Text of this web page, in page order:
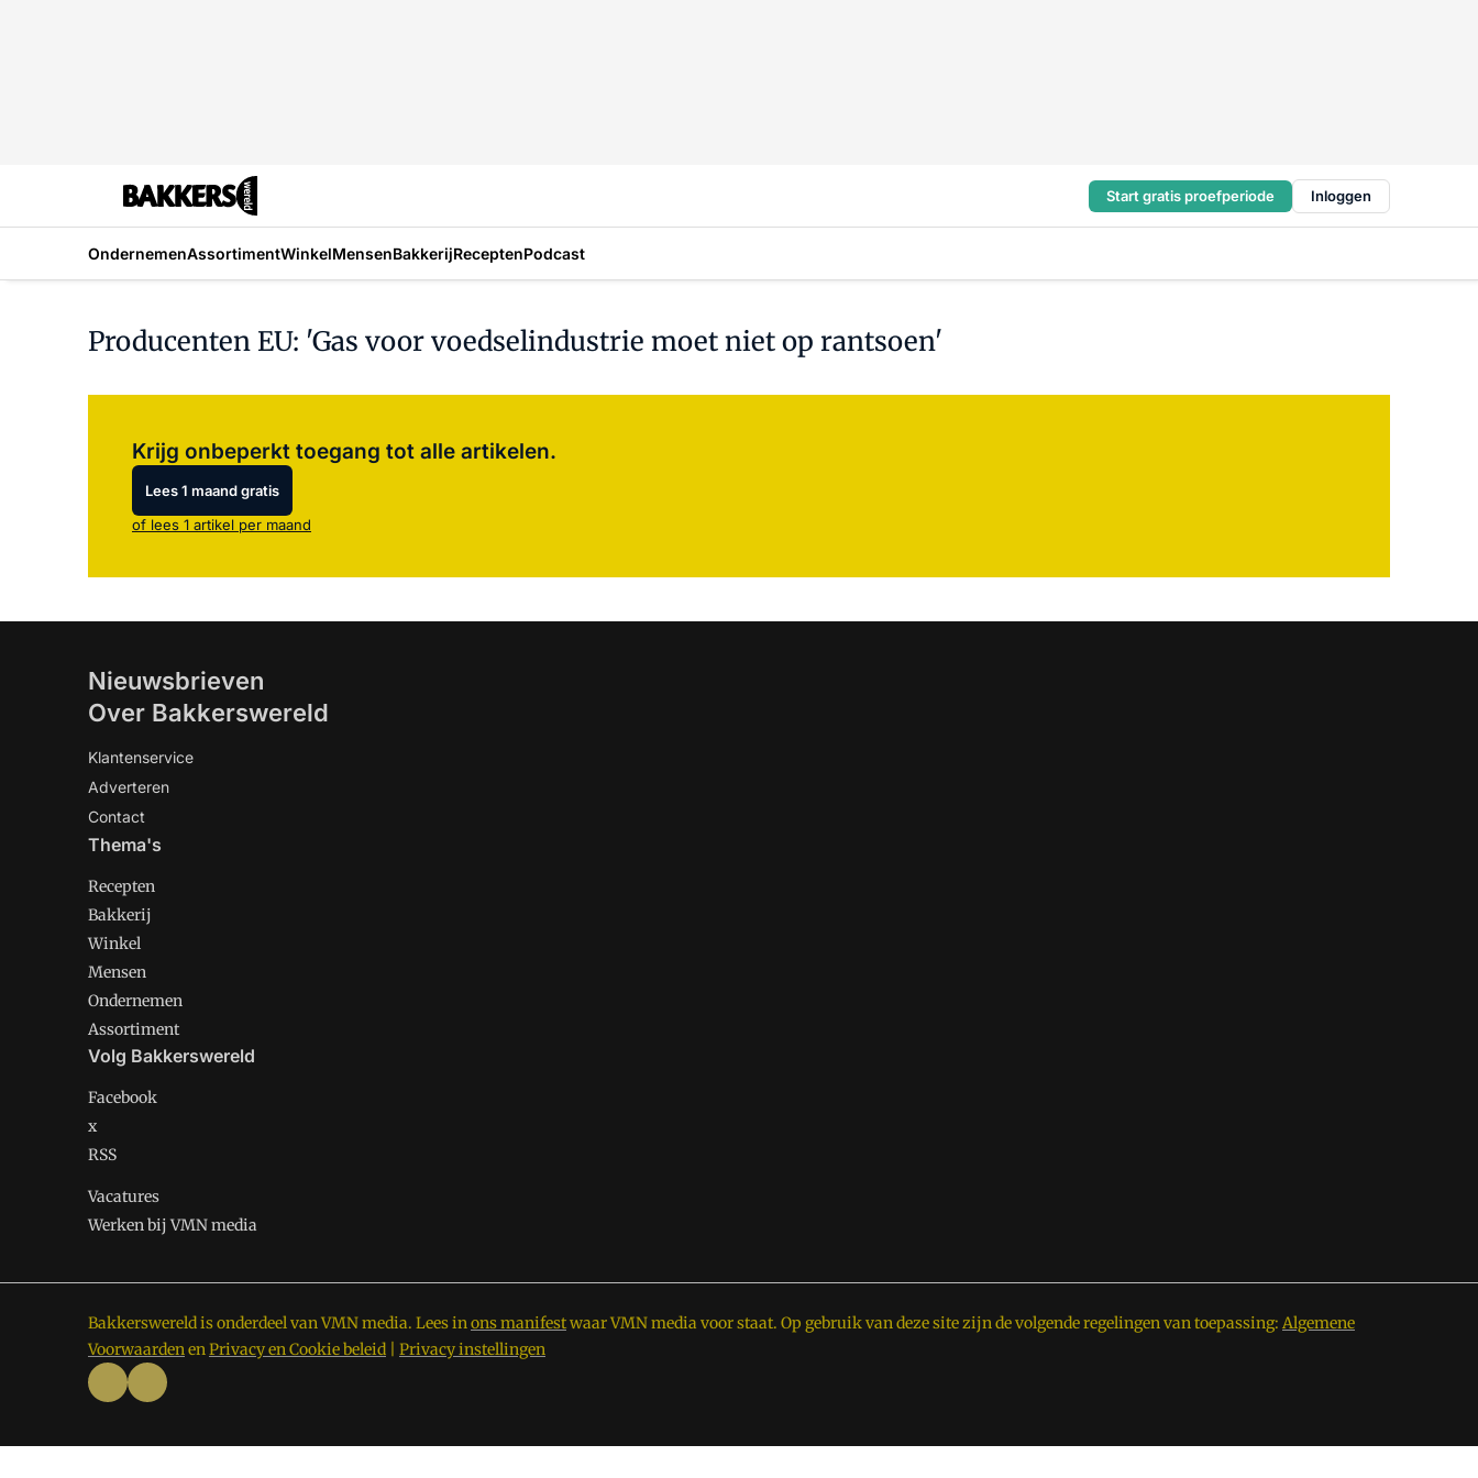
Start gratis proefperiode Inloggen
OndernemenAssortimentWinkelMensenBakkerijReceptenPodcast
Producenten EU: 'Gas voor voedselindustrie moet niet op rantsoen'
Krijg onbeperkt toegang tot alle artikelen.
Lees 1 maand gratis
of lees 1 artikel per maand
Nieuwsbrieven
Over Bakkerswereld
Klantenservice
Adverteren
Contact
Thema's
Recepten
Bakkerij
Winkel
Mensen
Ondernemen
Assortiment
Volg Bakkerswereld
Facebook
x
RSS
Vacatures
Werken bij VMN media
Bakkerswereld is onderdeel van VMN media. Lees inons manifestwaar VMN media voor staat. Op gebruik van deze site zijn de volgende regelingen van toepassing: Algemene
VoorwaardenenPrivacy en Cookie beleid Privacy instellingen